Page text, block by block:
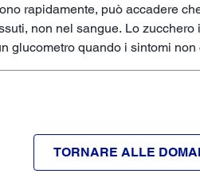
rapidamente, può accadere
non nel sangue. Lo
glucometro quando i sintomi
TORNARE ALLE